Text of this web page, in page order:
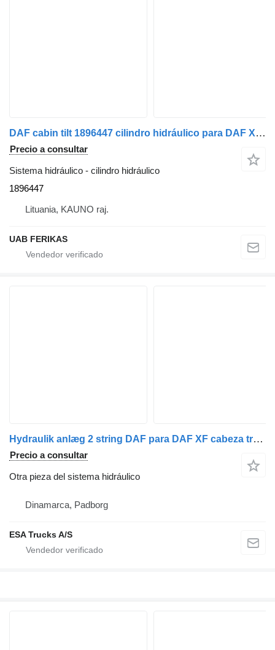
DAF cabin tilt 1896447 cilindro hidráulico para DAF XF 106 cabeza tractora
Precio a consultar
Sistema hidráulico - cilindro hidráulico
1896447
Lituania, KAUNO raj.
UAB FERIKAS
Hydraulik anlæg 2 string DAF para DAF XF cabeza tractora
Precio a consultar
Otra pieza del sistema hidráulico
Dinamarca, Padborg
ESA Trucks A/S